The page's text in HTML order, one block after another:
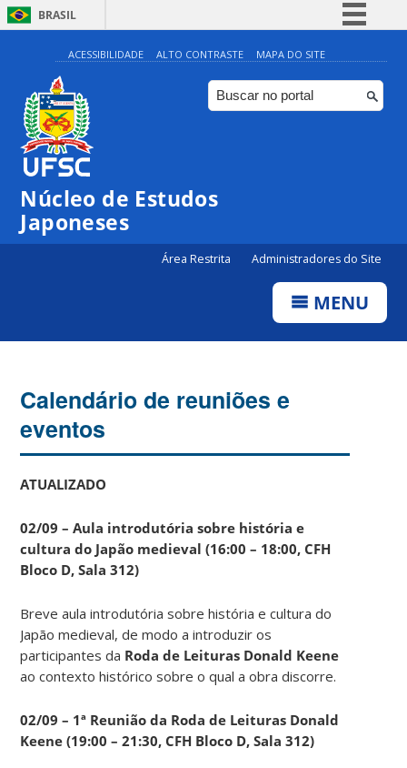
BRASIL
Simplifique!
Comunica BR
Participe
ACESSIBILIDADE ALTO CONTRASTE MAPA DO SITE
Núcleo de Estudos
Japoneses
Área Restrita Administradores do Site
MENU
Calendário de reuniões e
eventos
ATUALIZADO
02/09 – Aula introdutória sobre história e
cultura do Japão medieval (16:00 – 18:00, CFH
Bloco D, Sala 312)
Breve aula introdutória sobre história e cultura do
Japão medieval, de modo a introduzir os
participantes da Roda de Leituras Donald Keene
ao contexto histórico sobre o qual a obra discorre.
02/09 – 1ª Reunião da Roda de Leituras Donald
Keene (19:00 – 21:30, CFH Bloco D, Sala 312)